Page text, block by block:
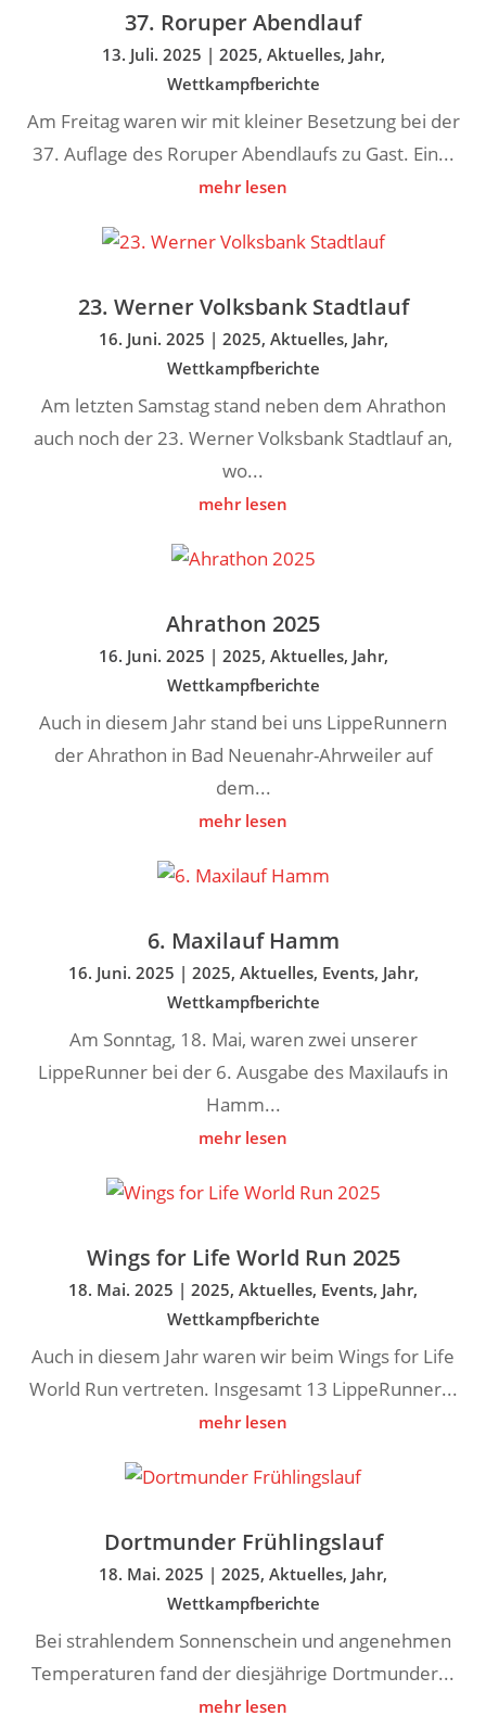
37. Roruper Abendlauf
13. Juli. 2025 | 2025, Aktuelles, Jahr,
Wettkampfberichte
Am Freitag waren wir mit kleiner Besetzung bei der
37. Auflage des Roruper Abendlaufs zu Gast. Ein...
mehr lesen
23. Werner Volksbank Stadtlauf
16. Juni. 2025 | 2025, Aktuelles, Jahr,
Wettkampfberichte
Am letzten Samstag stand neben dem Ahrathon
auch noch der 23. Werner Volksbank Stadtlauf an,
wo...
mehr lesen
Ahrathon 2025
16. Juni. 2025 | 2025, Aktuelles, Jahr,
Wettkampfberichte
Auch in diesem Jahr stand bei uns LippeRunnern
der Ahrathon in Bad Neuenahr-Ahrweiler auf
dem...
mehr lesen
6. Maxilauf Hamm
16. Juni. 2025 | 2025, Aktuelles, Events, Jahr,
Wettkampfberichte
Am Sonntag, 18. Mai, waren zwei unserer
LippeRunner bei der 6. Ausgabe des Maxilaufs in
Hamm...
mehr lesen
Wings for Life World Run 2025
18. Mai. 2025 | 2025, Aktuelles, Events, Jahr,
Wettkampfberichte
Auch in diesem Jahr waren wir beim Wings for Life
World Run vertreten. Insgesamt 13 LippeRunner...
mehr lesen
Dortmunder Frühlingslauf
18. Mai. 2025 | 2025, Aktuelles, Jahr,
Wettkampfberichte
Bei strahlendem Sonnenschein und angenehmen
Temperaturen fand der diesjährige Dortmunder...
mehr lesen